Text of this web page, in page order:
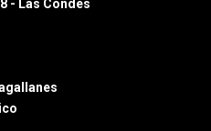
- Las Condes